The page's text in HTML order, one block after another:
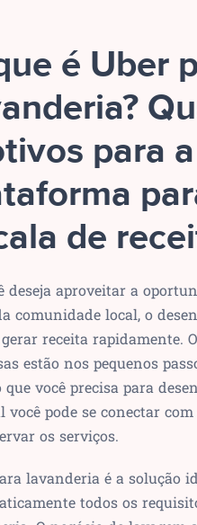
é Uber
para
de
deseja aproveitar a
comunidade local, o
receita rapidamente.
estão nos pequenos
que você precisa para
você pode se conectar
os serviços.
lavanderia é a solução
todos os